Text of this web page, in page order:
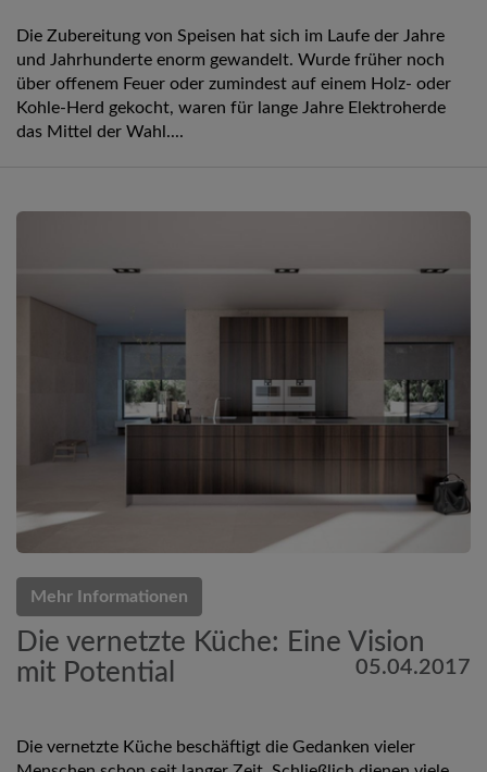
Die Zubereitung von Speisen hat sich im Laufe der Jahre
und Jahrhunderte enorm gewandelt. Wurde früher noch
über offenem Feuer oder zumindest auf einem Holz- oder
Kohle-Herd gekocht, waren für lange Jahre Elektroherde
das Mittel der Wahl....
Mehr Informationen
Die vernetzte Küche: Eine Vision
mit Potential
05.04.2017
Die vernetzte Küche beschäftigt die Gedanken vieler